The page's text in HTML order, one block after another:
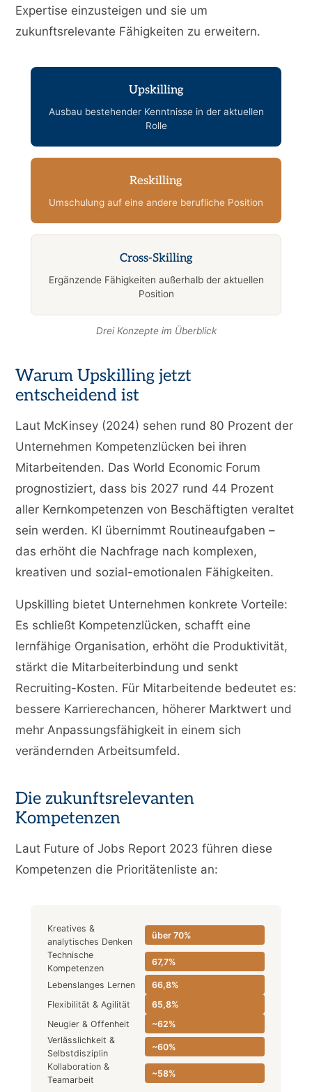
Expertise einzusteigen und sie um
zukunftsrelevante Fähigkeiten zu erweitern.
Upskilling
Ausbau bestehender Kenntnisse in der aktuellen
Rolle
Reskilling
Umschulung auf eine andere berufliche Position
Cross-Skilling
Ergänzende Fähigkeiten außerhalb der aktuellen
Position
Drei Konzepte im Überblick
Warum Upskilling jetzt
entscheidend ist
Laut McKinsey (2024) sehen rund 80 Prozent der
Unternehmen Kompetenzlücken bei ihren
Mitarbeitenden. Das World Economic Forum
prognostiziert, dass bis 2027 rund 44 Prozent
aller Kernkompetenzen von Beschäftigten veraltet
sein werden. KI übernimmt Routineaufgaben –
das erhöht die Nachfrage nach komplexen,
kreativen und sozial-emotionalen Fähigkeiten.
Upskilling bietet Unternehmen konkrete Vorteile:
Es schließt Kompetenzlücken, schafft eine
lernfähige Organisation, erhöht die Produktivität,
stärkt die Mitarbeiterbindung und senkt
Recruiting-Kosten. Für Mitarbeitende bedeutet es:
bessere Karrierechancen, höherer Marktwert und
mehr Anpassungsfähigkeit in einem sich
verändernden Arbeitsumfeld.
Die zukunftsrelevanten
Kompetenzen
Laut Future of Jobs Report 2023 führen diese
Kompetenzen die Prioritätenliste an:
Kreatives &
analytisches Denken
über 70%
Technische
Kompetenzen
67,7%
Lebenslanges Lernen
66,8%
Flexibilität & Agilität
65,8%
Neugier & Offenheit
~62%
Verlässlichkeit &
Selbstdisziplin
~60%
Kollaboration &
Teamarbeit
~58%